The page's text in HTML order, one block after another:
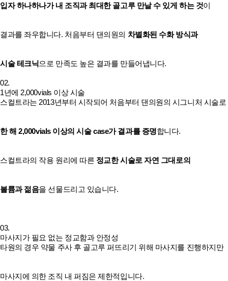
입자 하나하나가 내 조직과 최대한 골고루 만날 수 있게 하는 것이
결과를 좌우합니다. 처음부터 댄의원의 차별화된 수화 방식과
시술 테크닉으로 만족도 높은 결과를 만들어냅니다.
02.
1년에 2,000vials 이상 시술
스컬트라는 2013년부터 시작되어 처음부터 댄의원의 시그니처 시술로
한 해 2,000vials 이상의 시술 case가 결과를 증명합니다.
스컬트라의 작용 원리에 따른 정교한 시술로 자연 그대로의
볼륨과 젊음을 선물드리고 있습니다.
03.
마사지가 필요 없는 정교함과 안정성
타원의 경우 약물 주사 후 골고루 퍼뜨리기 위해 마사지를 진행하지만
마사지에 의한 조직 내 퍼짐은 제한적입니다.